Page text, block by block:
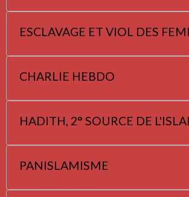
ESCLAVAGE ET VIOL DES
CHARLIE HEBDO
HADITH, 2° SOURCE DE
PANISLAMISME